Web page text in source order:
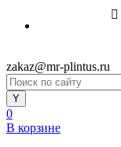
zakaz@mr-plintus.ru
0
В корзине